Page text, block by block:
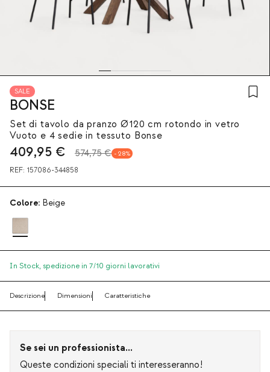
SALE
BONSE
Set di tavolo da pranzo Ø120 cm rotondo in vetro
Vuoto e 4 sedie in tessuto Bonse
409,95 € 574,75 € 28
REF: 157086-344858
Colore: Beige
In Stock, spedizione in 7/10 giorni lavorativi
Descrizione Dimensioni Caratteristiche
Se sei un professionista...
Queste condizioni speciali ti interesseranno!